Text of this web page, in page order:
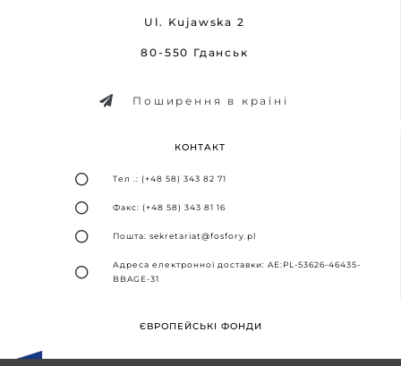
Ul. Kujawska 2
80-550 Гданськ
Поширення в країні
КОНТАКТ
Тел .: (+48 58) 343 82 71
Факс: (+48 58) 343 81 16
Пошта: sekretariat@fosfory.pl
Адреса електронної доставки: AE:PL-53626-46435-
BBAGE-31
ЄВРОПЕЙСЬКІ ФОНДИ